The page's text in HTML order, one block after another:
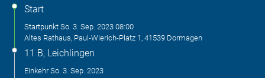
Start
Startpunkt So. 3. Sep. 2023 08:00
Altes Rathaus, Paul-Wierich-Platz 1, 41539 Dormagen
11 B, Leichlingen
Einkehr So. 3. Sep. 2023